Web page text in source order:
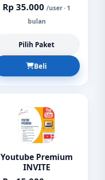
Rp 35.000/user · 1
bulan
Pilih Paket
Beli
Youtube Premium
INVITE